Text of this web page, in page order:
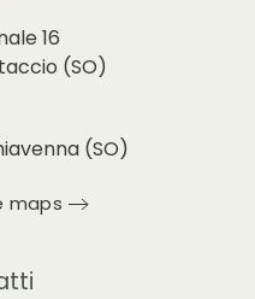
16
(SO)
(SO)
maps